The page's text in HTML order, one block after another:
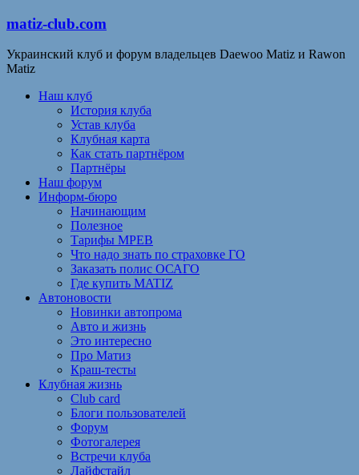
matiz-club.com
Украинский клуб и форум владельцев Daewoo Matiz и Rawon
Matiz
Наш клуб
История клуба
Устав клуба
Клубная карта
Как стать партнёром
Партнёры
Наш форум
Информ-бюро
Начинающим
Полезное
Тарифы МРЕВ
Что надо знать по страховке ГО
Заказать полис ОСАГО
Где купить MATIZ
Автоновости
Новинки автопрома
Авто и жизнь
Это интересно
Про Матиз
Краш-тесты
Клубная жизнь
Club card
Блоги пользователей
Форум
Фотогалерея
Встречи клуба
Лайфстайл